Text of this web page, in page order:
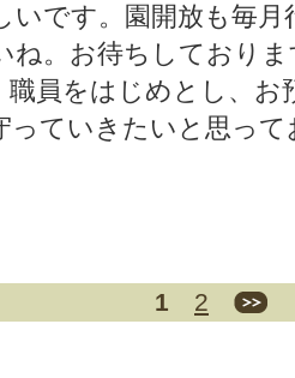
いです。園開放も毎
ね。お待ちしておりま
職員をはじめとし、
っていきたいと思っ
1 2